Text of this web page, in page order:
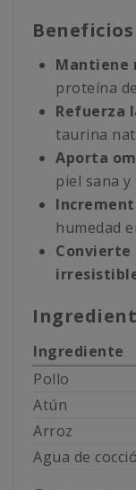
Mantiene
proteína
Refuerza
taurina
Aporta
piel sana
humedad
Convierte
Ingrediente
Pollo
Atún
Arroz
Agua de